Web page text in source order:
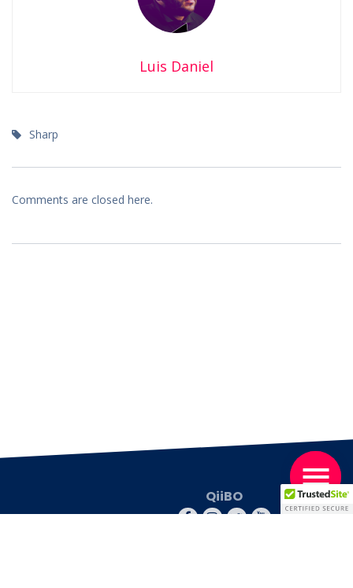
Luis Daniel
Sharp
Comments are closed here.
QiiBO